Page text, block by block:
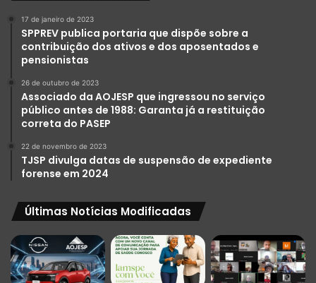
17 de janeiro de 2023
SPPREV publica portaria que dispõe sobre a
contribuição dos ativos e dos aposentados e
pensionistas
26 de outubro de 2023
Associado da AOJESP que ingressou no serviço
público antes de 1988: Garanta já a restituição
correta do PASEP
22 de novembro de 2023
TJSP divulga datas de suspensão de expediente
forense em 2024
Últimas Notícias Modificadas